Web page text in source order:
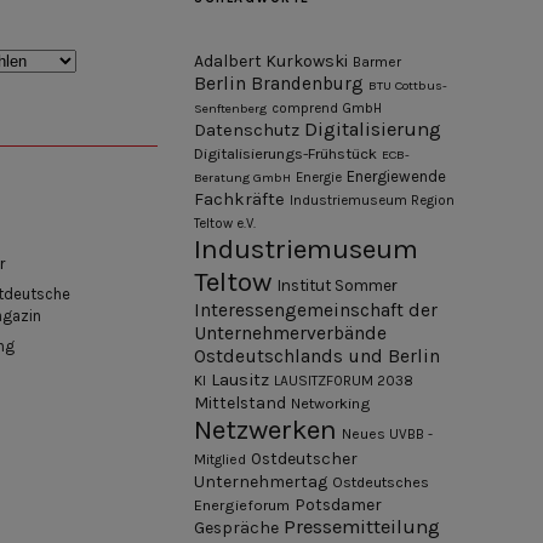
Adalbert Kurkowski Barmer
Berlin Brandenburg BTU Cottbus-
Senftenberg comprend GmbH
Datenschutz Digitalisierung
Digitalisierungs-Frühstück ECB-
Beratung GmbH Energie Energiewende
Fachkräfte Industriemuseum Region
Teltow e.V.
Industriemuseum
Teltow Institut Sommer
Interessengemeinschaft der
Unternehmerverbände
Ostdeutschlands und Berlin
KI Lausitz LAUSITZFORUM 2038
Mittelstand Networking
Netzwerken Neues UVBB -
Mitglied Ostdeutscher
Unternehmertag Ostdeutsches
Energieforum Potsdamer
Gespräche Pressemitteilung